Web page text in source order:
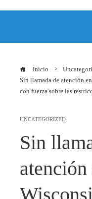
Inicio
Sin llamada de atención
con fuerza sobre las
UNCATEGORIZED
Sin
atención